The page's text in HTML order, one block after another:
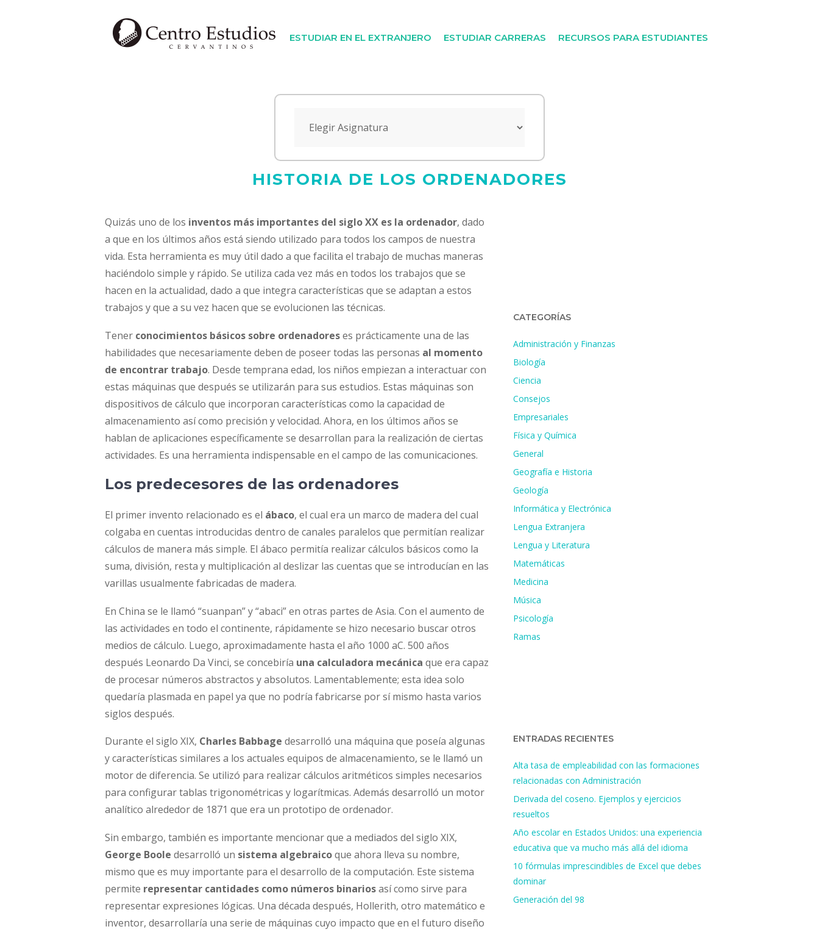
ESTUDIAR EN EL EXTRANJERO ESTUDIAR CARRERAS RECURSOS PARA ESTUDIANTES
HISTORIA DE LOS ORDENADORES
Quizás uno de los inventos más importantes del siglo XX es la ordenador, dado
a que en los últimos años está siendo utilizado para todos los campos de nuestra
vida. Esta herramienta es muy útil dado a que facilita el trabajo de muchas maneras
haciéndolo simple y rápido. Se utiliza cada vez más en todos los trabajos que se
hacen en la actualidad, dado a que integra características que se adaptan a estos
trabajos y que a su vez hacen que se evolucionen las técnicas.
Tener conocimientos básicos sobre ordenadoreses prácticamente una de las
habilidades que necesariamente deben de poseer todas las personas al momento
de encontrar trabajo. Desde temprana edad, los niños empiezan a interactuar con
estas máquinas que después se utilizarán para sus estudios. Estas máquinas son
dispositivos de cálculo que incorporan características como la capacidad de
almacenamiento así como precisión y velocidad. Ahora, en los últimos años se
hablan de aplicaciones específicamente se desarrollan para la realización de ciertas
actividades. Es una herramienta indispensable en el campo de las comunicaciones.
Los predecesores de las ordenadores
El primer invento relacionado es el ábaco, el cual era un marco de madera del cual
colgaba en cuentas introducidas dentro de canales paralelos que permitían realizar
cálculos de manera más simple. El ábaco permitía realizar cálculos básicos como la
suma, división, resta y multiplicación al deslizar las cuentas que se introducían en las
varillas usualmente fabricadas de madera.
En China se le llamó “suanpan” y “abaci” en otras partes de Asia. Con el aumento de
las actividades en todo el continente, rápidamente se hizo necesario buscar otros
medios de cálculo. Luego, aproximadamente hasta el año 1000 aC. 500 años
después Leonardo Da Vinci, se concebiría una calculadora mecánica que era capaz
de procesar números abstractos y absolutos. Lamentablemente; esta idea solo
quedaría plasmada en papel ya que no podría fabricarse por sí mismo hasta varios
siglos después.
Durante el siglo XIX, Charles Babbage desarrolló una máquina que poseía algunas
y características similares a los actuales equipos de almacenamiento, se le llamó un
motor de diferencia. Se utilizó para realizar cálculos aritméticos simples necesarios
para configurar tablas trigonométricas y logarítmicas. Además desarrolló un motor
analítico alrededor de 1871 que era un prototipo de ordenador.
Sin embargo, también es importante mencionar que a mediados del siglo XIX,
George Boole desarrolló un sistema algebraicoque ahora lleva su nombre,
mismo que es muy importante para el desarrollo de la computación. Este sistema
permite representar cantidades como números binariosasí como sirve para
representar expresiones lógicas. Una década después, Hollerith, otro matemático e
inventor, desarrollaría una serie de máquinas cuyo impacto que en el futuro diseño
CATEGORÍAS
Administración y Finanzas
Biología
Ciencia
Consejos
Empresariales
Física y Química
General
Geografía e Historia
Geología
Informática y Electrónica
Lengua Extranjera
Lengua y Literatura
Matemáticas
Medicina
Música
Psicología
Ramas
ENTRADAS RECIENTES
Alta tasa de empleabilidad con las formaciones
relacionadas con Administración
Derivada del coseno. Ejemplos y ejercicios
resueltos
Año escolar en Estados Unidos: una experiencia
educativa que va mucho más allá del idioma
10 fórmulas imprescindibles de Excel que debes
dominar
Generación del 98